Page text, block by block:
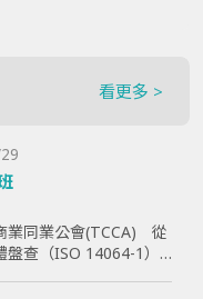
看更多 >
業同業公會(TCCA) 從
查（ISO 14064-1）